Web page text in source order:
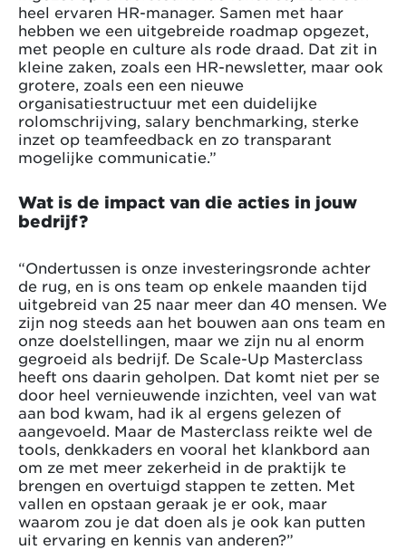
heel ervaren HR-manager. Samen met haar
hebben we een uitgebreide roadmap opgezet,
met people en culture als rode draad. Dat zit in
kleine zaken, zoals een HR-newsletter, maar ook
grotere, zoals een een nieuwe
organisatiestructuur met een duidelijke
rolomschrijving, salary benchmarking, sterke
inzet op teamfeedback en zo transparant
mogelijke communicatie.”
Wat is de impact van die acties in jouw
bedrijf?
“Ondertussen is onze investeringsronde achter
de rug, en is ons team op enkele maanden tijd
uitgebreid van 25 naar meer dan 40 mensen. We
zijn nog steeds aan het bouwen aan ons team en
onze doelstellingen, maar we zijn nu al enorm
gegroeid als bedrijf. De Scale-Up Masterclass
heeft ons daarin geholpen. Dat komt niet per se
door heel vernieuwende inzichten, veel van wat
aan bod kwam, had ik al ergens gelezen of
aangevoeld. Maar de Masterclass reikte wel de
tools, denkkaders en vooral het klankbord aan
om ze met meer zekerheid in de praktijk te
brengen en overtuigd stappen te zetten. Met
vallen en opstaan geraak je er ook, maar
waarom zou je dat doen als je ook kan putten
uit ervaring en kennis van anderen?”